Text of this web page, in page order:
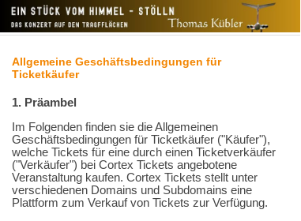
Allgemeine Geschäftsbedingungen für
Ticketkäufer
1. Präambel
Im Folgenden finden sie die Allgemeinen
Geschäftsbedingungen für Ticketkäufer ("Käufer"),
welche Tickets für eine durch einen Ticketverkäufer
("Verkäufer") bei Cortex Tickets angebotene
Veranstaltung kaufen. Cortex Tickets stellt unter
verschiedenen Domains und Subdomains eine
Plattform zum Verkauf von Tickets zur Verfügung.